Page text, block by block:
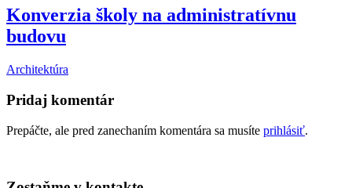
Konverzia školy na administratívnu
budovu
Architektúra
Pridaj komentár
Prepáčte, ale pred zanechaním komentára sa musíte prihlásiť.